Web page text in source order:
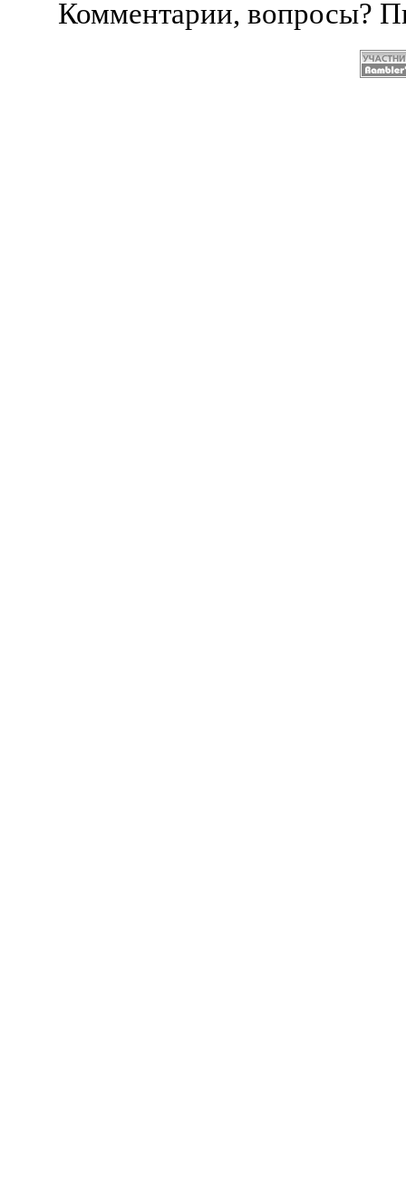
Комментарии, вопросы?